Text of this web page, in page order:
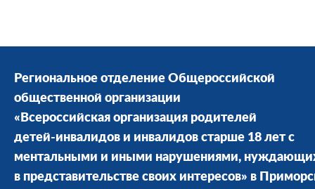
Региональное отделение Общероссийской
общественной организации
«Всероссийская организация родителей
детей-инвалидов и инвалидов старше 18 лет с
ментальными и иными нарушениями,
в представительстве своих интересов» в